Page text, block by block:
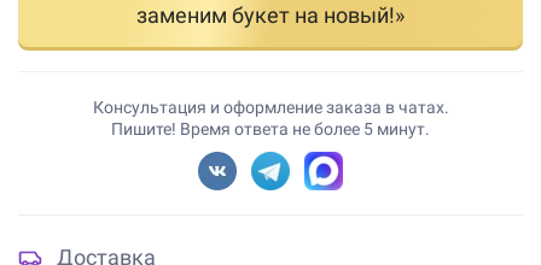
заменим букет на новый!»
Консультация и оформление заказа в чатах.
Пишите! Время ответа не более 5 минут.
Доставка